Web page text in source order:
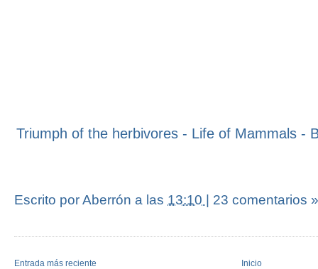
Triumph of the herbivores - Life of Mammals -
Escrito por Aberrón a las 13:10 | 23 comentarios »
Entrada más reciente Inicio